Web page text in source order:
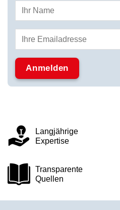
Langjährige
Expertise
Transparente
Quellen